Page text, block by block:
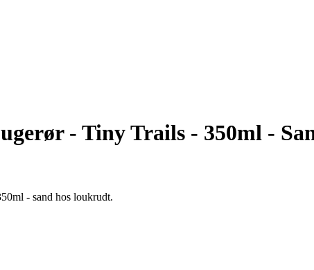
- Tiny Trails - 350ml -
- sand hos loukrudt.